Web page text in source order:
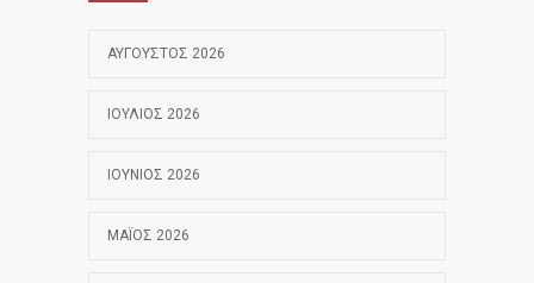
ΑΎΓΟΥΣΤΟΣ 2026
ΙΟΎΛΙΟΣ 2026
ΙΟΎΝΙΟΣ 2026
ΜΆΙΟΣ 2026